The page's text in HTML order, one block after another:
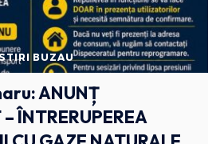
BUZAU
ANUNȚ
ÎNTRERUPEREA